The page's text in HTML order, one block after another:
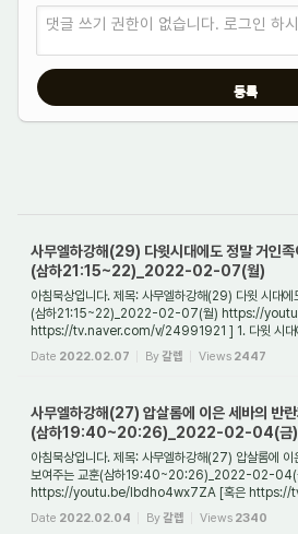
댓글 쓰기 권한이 없습니다. 로그인 하
사무엘하강해(29) 다윗시대에도 정말 거인족
(삼하21:15~22)_2022-02-07(월)
아침묵상입니다. 제목: 사무엘하강해(29) 다윗 시대에
(삼하21:15~22)_2022-02-07(월) https://
https://tv.naver.com/v/24991921 ] 1. 다윗 시대에
기록에 따르면 거인족...
Date 2022.02.07 By갈렙 Views 2447
사무엘하강해(27) 압살롬에 이은 세바의 반
(삼하19:40~20:26)_2022-02-04(금)
아침묵상입니다. 제목: 사무엘하강해(27) 압살롬에 이
보여주는 교훈(삼하19:40~20:26)_2022-02-04(
https://youtu.be/lbdho4wx7ZA [혹은
1. 다윗이 환궁할 때에 마중 나온 사람들은 어떤 사...
Date 2022.02.04 By갈렙 Views 2340